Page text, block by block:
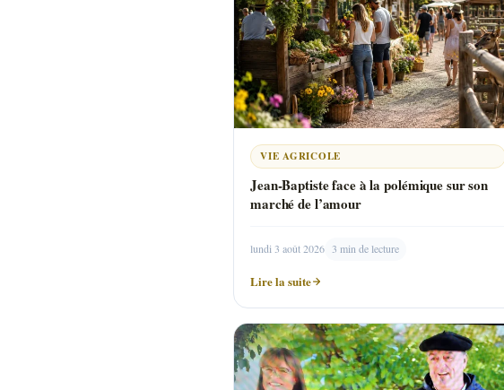
VIE AGRICOLE
Jean-Baptiste face à la polémique sur son
marché de l’amour
lundi 3 août 2026 3 min de lecture
Lire la suite